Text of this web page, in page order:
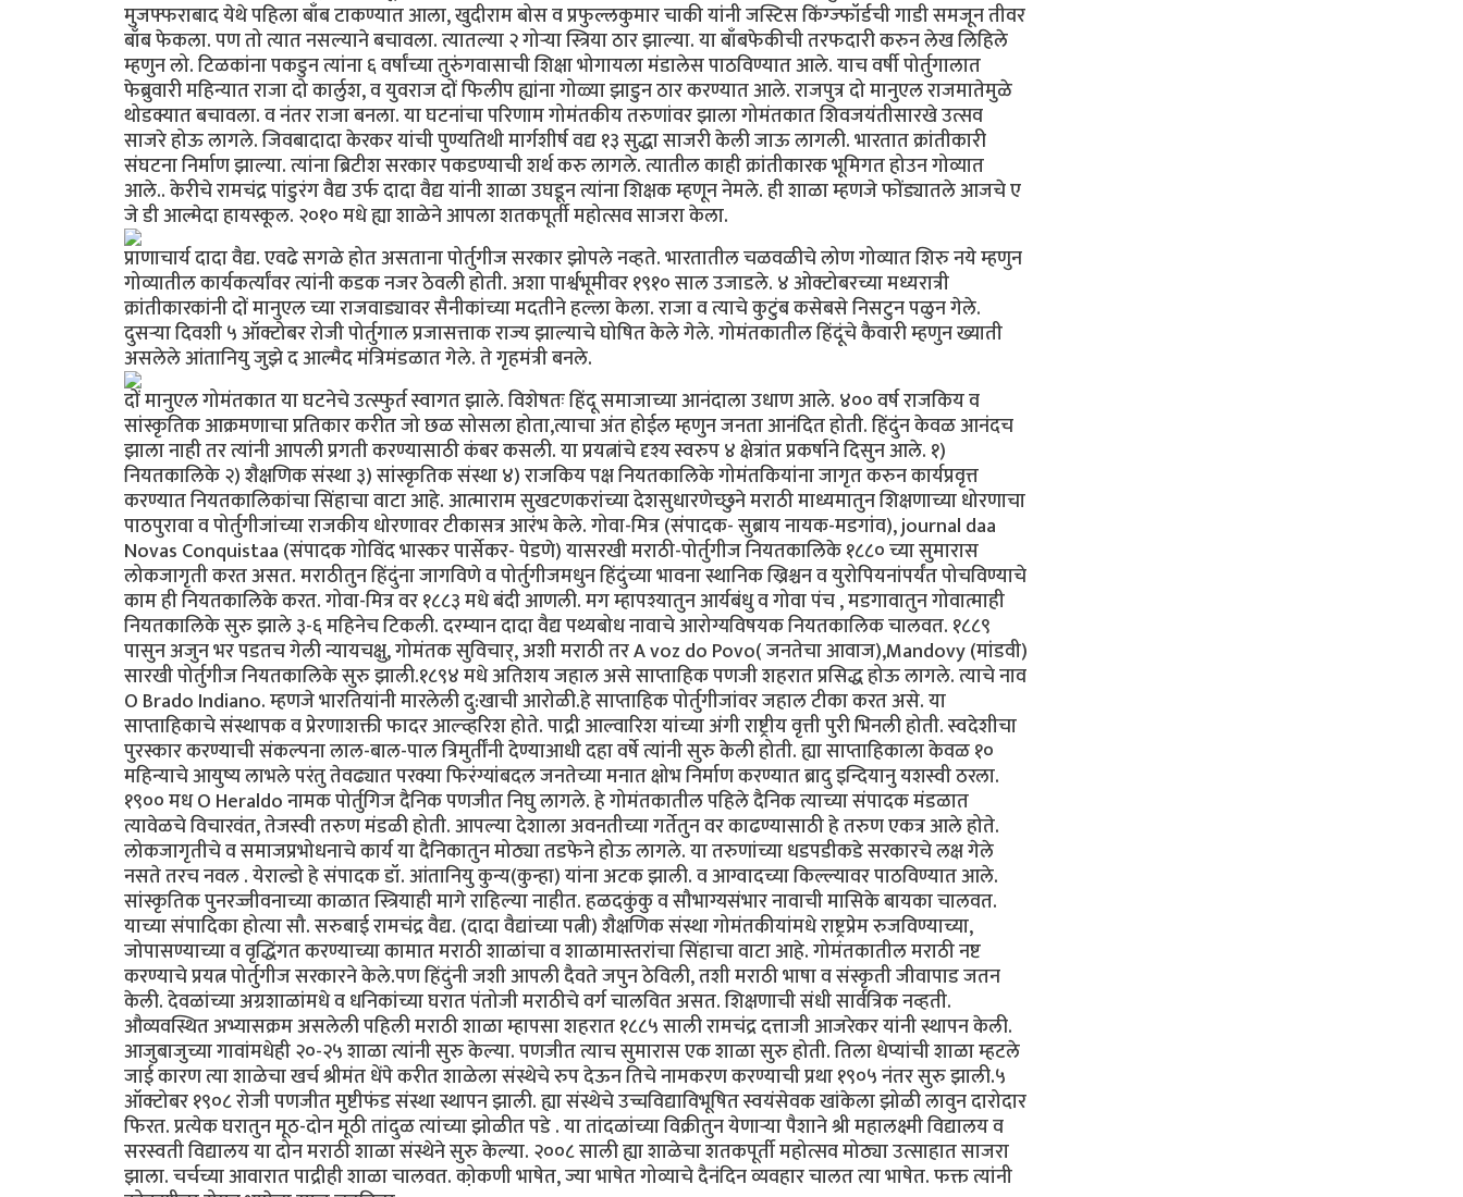
मुजफ्फराबाद येथे पहिला बाँब टाकण्यात आला, खुदीराम बोस व प्रफुल्लकुमार चाकी यांनी जस्टिस किंग्ज्फॉर्डची गाडी समजून तीवर
बाँब फेकला. पण तो त्यात नसल्याने बचावला. त्यातल्या २ गोर्‍या स्त्रिया ठार झाल्या. या बाँबफेकीची तरफदारी करुन लेख लिहिले
म्हणुन लो. टिळकांना पकडुन त्यांना ६ वर्षांच्या तुरुंगवासाची शिक्षा भोगायला मंडालेस पाठविण्यात आले. याच वर्षी पोर्तुगालात
फेब्रुवारी महिन्यात राजा दो कार्लुश, व युवराज दों फिलीप ह्यांना गोळ्या झाडुन ठार करण्यात आले. राजपुत्र दो मानुएल राजमातेमुळे
थोडक्यात बचावला. व नंतर राजा बनला. या घटनांचा परिणाम गोमंतकीय तरुणांवर झाला गोमंतकात शिवजयंतीसारखे उत्सव
साजरे होऊ लागले. जिवबादादा केरकर यांची पुण्यतिथी मार्गशीर्ष वद्य १३ सुद्धा साजरी केली जाऊ लागली. भारतात क्रांतीकारी
संघटना निर्माण झाल्या. त्यांना ब्रिटीश सरकार पकडण्याची शर्थ करु लागले. त्यातील काही क्रांतीकारक भूमिगत होउन गोव्यात
आले.. केरीचे रामचंद्र पांडुरंग वैद्य उर्फ दादा वैद्य यांनी शाळा उघडून त्यांना शिक्षक म्हणून नेमले. ही शाळा म्हणजे फोंड्यातले आजचे ए
जे डी आल्मेदा हायस्कूल. २०१० मधे ह्या शाळेने आपला शतकपूर्ती महोत्सव साजरा केला.
प्राणाचार्य दादा वैद्य. एवढे सगळे होत असताना पोर्तुगीज सरकार झोपले नव्हते. भारतातील चळवळीचे लोण गोव्यात शिरु नये म्हणुन
गोव्यातील कार्यकर्त्यांवर त्यांनी कडक नजर ठेवली होती. अशा पार्श्वभूमीवर १९१० साल उजाडले. ४ ओक्टोबरच्या मध्यरात्री
क्रांतीकारकांनी दों मानुएल च्या राजवाड्यावर सैनीकांच्या मदतीने हल्ला केला. राजा व त्याचे कुटुंब कसेबसे निसटुन पळुन गेले.
दुसर्‍या दिवशी ५ ऑक्टोबर रोजी पोर्तुगाल प्रजासत्ताक राज्य झाल्याचे घोषित केले गेले. गोमंतकातील हिंदूंचे कैवारी म्हणुन ख्याती
असलेले आंतानियु जुझे द आल्मैद मंत्रिमंडळात गेले. ते गृहमंत्री बनले.
दों मानुएल गोमंतकात या घटनेचे उत्स्फुर्त स्वागत झाले. विशेषतः हिंदू समाजाच्या आनंदाला उधाण आले. ४०० वर्ष राजकिय व
सांस्कृतिक आक्रमणाचा प्रतिकार करीत जो छळ सोसला होता,त्याचा अंत होईल म्हणुन जनता आनंदित होती. हिंदुंन केवळ आनंदच
झाला नाही तर त्यांनी आपली प्रगती करण्यासाठी कंबर कसली. या प्रयत्नांचे दृश्य स्वरुप ४ क्षेत्रांत प्रकर्षाने दिसुन आले. १)
नियतकालिके २) शैक्षणिक संस्था ३) सांस्कृतिक संस्था ४) राजकिय पक्ष नियतकालिके गोमंतकियांना जागृत करुन कार्यप्रवृत्त
करण्यात नियतकालिकांचा सिंहाचा वाटा आहे. आत्माराम सुखटणकरांच्या देशसुधारणेच्छुने मराठी माध्यमातुन शिक्षणाच्या धोरणाचा
पाठपुरावा व पोर्तुगीजांच्या राजकीय धोरणावर टीकासत्र आरंभ केले. गोवा-मित्र (संपादक- सुब्राय नायक-मडगांव), journal daa
Novas Conquistaa (संपादक गोविंद भास्कर पार्सेकर- पेडणे) यासरखी मराठी-पोर्तुगीज नियतकालिके १८८० च्या सुमारास
लोकजागृती करत असत. मराठीतुन हिंदुंना जागविणे व पोर्तुगीजमधुन हिंदुंच्या भावना स्थानिक ख्रिश्चन व युरोपियनांपर्यंत पोचविण्याचे
काम ही नियतकालिके करत. गोवा-मित्र वर १८८३ मधे बंदी आणली. मग म्हापश्यातुन आर्यबंधु व गोवा पंच , मडगावातुन गोवात्माही
नियतकालिके सुरु झाले ३-६ महिनेच टिकली. दरम्यान दादा वैद्य पथ्यबोध नावाचे आरोग्यविषयक नियतकालिक चालवत. १८८९
पासुन अजुन भर पडतच गेली न्यायचक्षु, गोमंतक सुविचार्, अशी मराठी तर A voz do Povo( जनतेचा आवाज),Mandovy (मांडवी)
सारखी पोर्तुगीज नियतकालिके सुरु झाली.१८९४ मधे अतिशय जहाल असे साप्ताहिक पणजी शहरात प्रसिद्ध होऊ लागले. त्याचे नाव
O Brado Indiano. म्हणजे भारतियांनी मारलेली दु:खाची आरोळी.हे साप्ताहिक पोर्तुगीजांवर जहाल टीका करत असे. या
साप्ताहिकाचे संस्थापक व प्रेरणाशक्ती फादर आल्व्हरिश होते. पाद्री आल्वारिश यांच्या अंगी राष्ट्रीय वृत्ती पुरी भिनली होती. स्वदेशीचा
पुरस्कार करण्याची संकल्पना लाल-बाल-पाल त्रिमुर्तींनी देण्याआधी दहा वर्षे त्यांनी सुरु केली होती. ह्या साप्ताहिकाला केवळ १०
महिन्याचे आयुष्य लाभले परंतु तेवढ्यात परक्या फिरंग्यांबदल जनतेच्या मनात क्षोभ निर्माण करण्यात ब्रादु इन्दियानु यशस्वी ठरला.
१९०० मध O Heraldo नामक पोर्तुगिज दैनिक पणजीत निघु लागले. हे गोमंतकातील पहिले दैनिक त्याच्या संपादक मंडळात
त्यावेळचे विचारवंत, तेजस्वी तरुण मंडळी होती. आपल्या देशाला अवनतीच्या गर्तेतुन वर काढण्यासाठी हे तरुण एकत्र आले होते.
लोकजागृतीचे व समाजप्रभोधनाचे कार्य या दैनिकातुन मोठ्या तडफेने होऊ लागले. या तरुणांच्या धडपडीकडे सरकारचे लक्ष गेले
नसते तरच नवल . येराल्डो हे संपादक डॉ. आंतानियु कुन्य(कुन्हा) यांना अटक झाली. व आग्वादच्या किल्ल्यावर पाठविण्यात आले.
सांस्कृतिक पुनरज्जीवनाच्या काळात स्त्रियाही मागे राहिल्या नाहीत. हळदकुंकु व सौभाग्यसंभार नावाची मासिके बायका चालवत.
याच्या संपादिका होत्या सौ. सरुबाई रामचंद्र वैद्य. (दादा वैद्यांच्या पत्नी) शैक्षणिक संस्था गोमंतकीयांमधे राष्ट्रप्रेम रुजविण्याच्या,
जोपासण्याच्या व वृद्धिंगत करण्याच्या कामात मराठी शाळांचा व शाळामास्तरांचा सिंहाचा वाटा आहे. गोमंतकातील मराठी नष्ट
करण्याचे प्रयत्न पोर्तुगीज सरकारने केले.पण हिंदुंनी जशी आपली दैवते जपुन ठेविली, तशी मराठी भाषा व संस्कृती जीवापाड जतन
केली. देवळांच्या अग्रशाळांमधे व धनिकांच्या घरात पंतोजी मराठीचे वर्ग चालवित असत. शिक्षणाची संधी सार्वत्रिक नव्हती.
औव्यवस्थित अभ्यासक्रम असलेली पहिली मराठी शाळा म्हापसा शहरात १८८५ साली रामचंद्र दत्ताजी आजरेकर यांनी स्थापन केली.
आजुबाजुच्या गावांमधेही २०-२५ शाळा त्यांनी सुरु केल्या. पणजीत त्याच सुमारास एक शाळा सुरु होती. तिला धेप्यांची शाळा म्हटले
जाई कारण त्या शाळेचा खर्च श्रीमंत धेंपे करीत शाळेला संस्थेचे रुप देऊन तिचे नामकरण करण्याची प्रथा १९०५ नंतर सुरु झाली.५
ऑक्टोबर १९०८ रोजी पणजीत मुष्टीफंड संस्था स्थापन झाली. ह्या संस्थेचे उच्चविद्याविभूषित स्वयंसेवक खांकेला झोळी लावुन दारोदार
फिरत. प्रत्येक घरातुन मूठ-दोन मूठी तांदुळ त्यांच्या झोळीत पडे . या तांदळांच्या विक्रीतुन येणार्‍या पैशाने श्री महालक्ष्मी विद्यालय व
सरस्वती विद्यालय या दोन मराठी शाळा संस्थेने सुरु केल्या. २००८ साली ह्या शाळेचा शतकपूर्ती महोत्सव मोठ्या उत्साहात साजरा
झाला. चर्चच्या आवारात पाद्रीही शाळा चालवत. को़कणी भाषेत, ज्या भाषेत गोव्याचे दैनंदिन व्यवहार चालत त्या भाषेत. फक्त त्यांनी